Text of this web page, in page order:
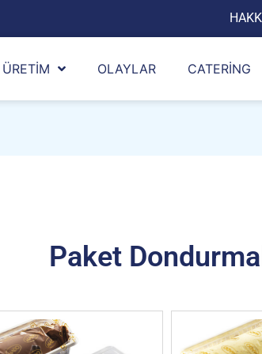
ÜRETİM OLAYLAR CATERING
Paket